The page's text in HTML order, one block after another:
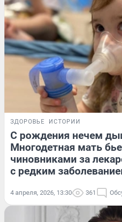
ЗДОРОВЬЕ ИСТОРИИ
С рождения нечем
Многодетная мать
чиновниками за
с редким
4 апреля, 2026, 13:30 361